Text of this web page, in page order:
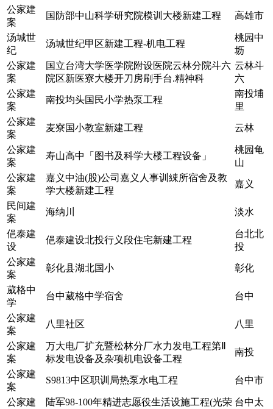
公家建
案
国防部中山科学研究院模训大楼新建工程 高雄市
汤城世
纪
汤城世纪甲区新建工程-机电工程
桃园中
坜
公家建
案
国立台湾大学医学院附设医院云林分院斗六
院区新医寮大楼开刀房刷手台.精神科
云林斗
六
公家建
案
南投均头国民小学热泵工程
南投埔
里
公家建
案
麦寮国小教室新建工程 云林
公家建
案
寿山高中「图书及科学大楼工程设备」
桃园龟
山
公家建
案
嘉义中油(股)公司嘉义人事训綀所宿舍及教
学大楼新建工程
嘉义
民间建
案
海纳川 淡水
俋泰建
设
俋泰建设北投行义段住宅新建工程
台北北
投
公家建
案
彰化县湖北国小 彰化
葳格中
学
台中葳格中学宿舍 台中
公家建
案
八里社区 八里
公家建
案
万大电厂扩充暨松林分厂水力发电工程第Ⅱ
标发电设备及杂项机电设备工程
南投
公家建
案
S9813中区职训局热泵水电工程 台中市
公家建
陆军98-100年精进志愿役生活设施工程(光荣 台中太